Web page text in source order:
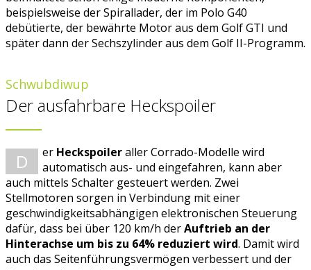
beispielsweise der Spirallader, der im Polo G40
debütierte, der bewährte Motor aus dem Golf GTI und
später dann der Sechszylinder aus dem Golf II-Programm.
Schwubdiwup
Der ausfahrbare Heckspoiler
D er Heckspoileraller Corrado-Modelle wird
automatisch aus- und eingefahren, kann aber
auch mittels Schalter gesteuert werden. Zwei
Stellmotoren sorgen in Verbindung mit einer
geschwindigkeitsabhängigen elektronischen Steuerung
dafür, dass bei über 120 km/h derAuftrieb an der
Hinterachse um bis zu 64% reduziert wird. Damit wird
auch das Seitenführungsvermögen verbessert und der